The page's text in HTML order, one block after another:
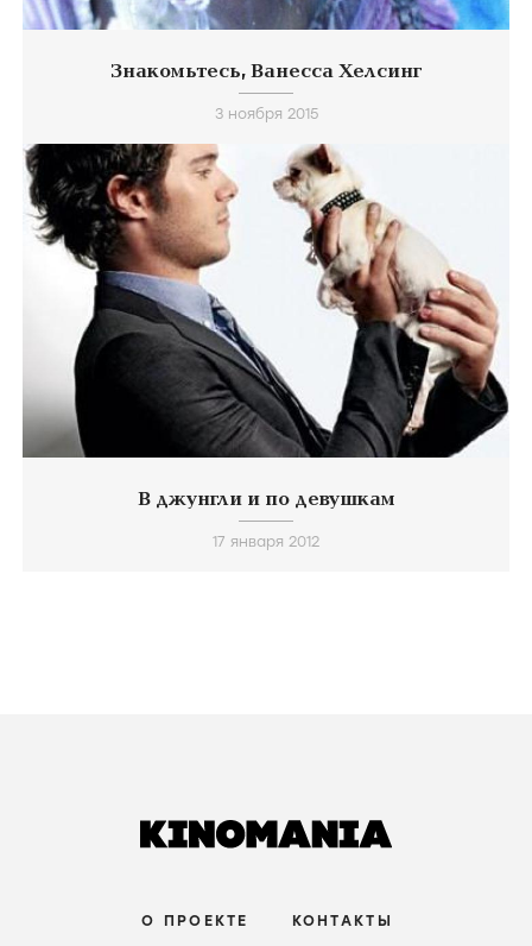
Знакомьтесь, Ванесса Хелсинг
3 ноября 2015
В джунгли и по девушкам
17 января 2012
О ПРОЕКТЕ КОНТАКТЫ